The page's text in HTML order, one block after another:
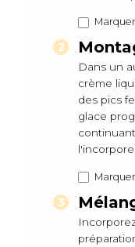
Dans un
crème
des pics
glace